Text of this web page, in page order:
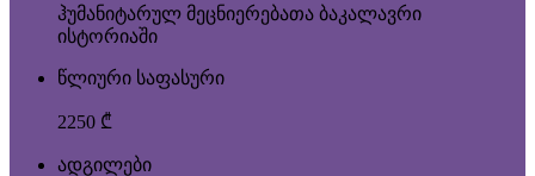
ჰუმანიტარულ მეცნიერებათა ბაკალავრი
ისტორიაში
წლიური საფასური
2250 ₾
ადგილები